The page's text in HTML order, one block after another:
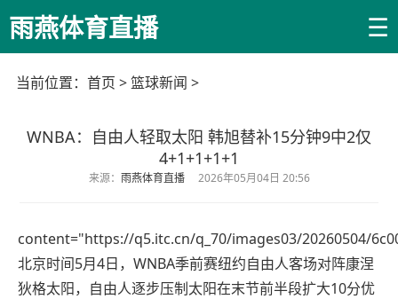
雨燕体育直播 ☰
当前位置： 首页 >篮球新闻 >
WNBA：自由人轻取太阳 韩旭替补15分钟9中2仅
4+1+1+1+1
来源： 雨燕体育直播 2026年05月04日 20:56
content="https://q5.itc.cn/q_70/images03/20260504/
北京时间5月4日，WNBA季前赛纽约自由人客场对阵康涅
狄格太阳，自由人逐步压制太阳在末节前半段扩大10分优